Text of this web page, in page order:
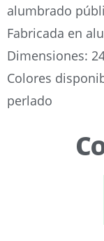
alumbrado
Fabricada en
Dimensiones:
Colores
perlado